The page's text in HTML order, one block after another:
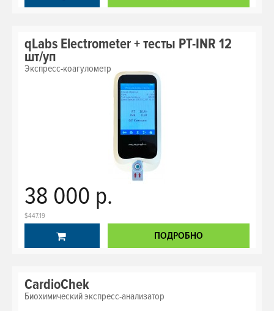
qLabs Electrometer + тесты PT-INR 12
шт/уп
Экспресс-коагулометр
38 000 р.
$447.19
ПОДРОБНО
CardioChek
Биохимический экспресс-анализатор